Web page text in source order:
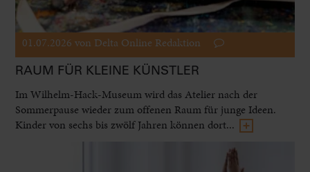
01.07.2026 von Delta Online Redaktion
RAUM FÜR KLEINE KÜNSTLER
Im Wilhelm-Hack-Museum wird das Atelier nach der
Sommerpause wieder zum offenen Raum für junge Ideen.
Kinder von sechs bis zwölf Jahren können dort...